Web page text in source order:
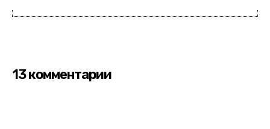
13 комментарии